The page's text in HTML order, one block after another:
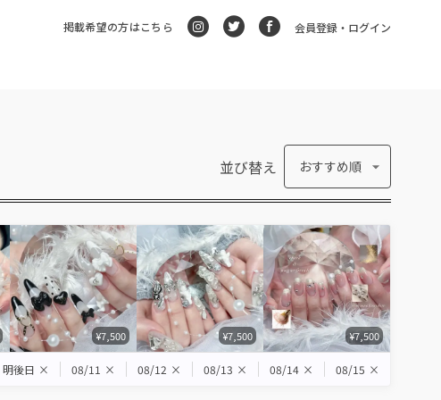
掲載希望の方はこちら 会員登録・ログイン
並び替え おすすめ順
¥7,500 ¥7,500 ¥7,500
明後日 × 08/11 × 08/12 × 08/13 × 08/14 × 08/15 ×